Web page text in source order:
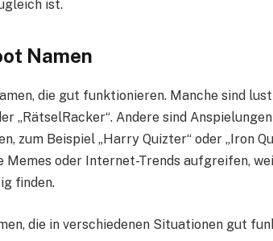
ist.
Namen
die gut funktionieren. Manche sind
„RätselRacker“. Andere sind
zum Beispiel „Harry Quizter“ oder „Iron
Memes oder Internet-Trends aufgreifen,
finden.
die in verschiedenen Situationen gut